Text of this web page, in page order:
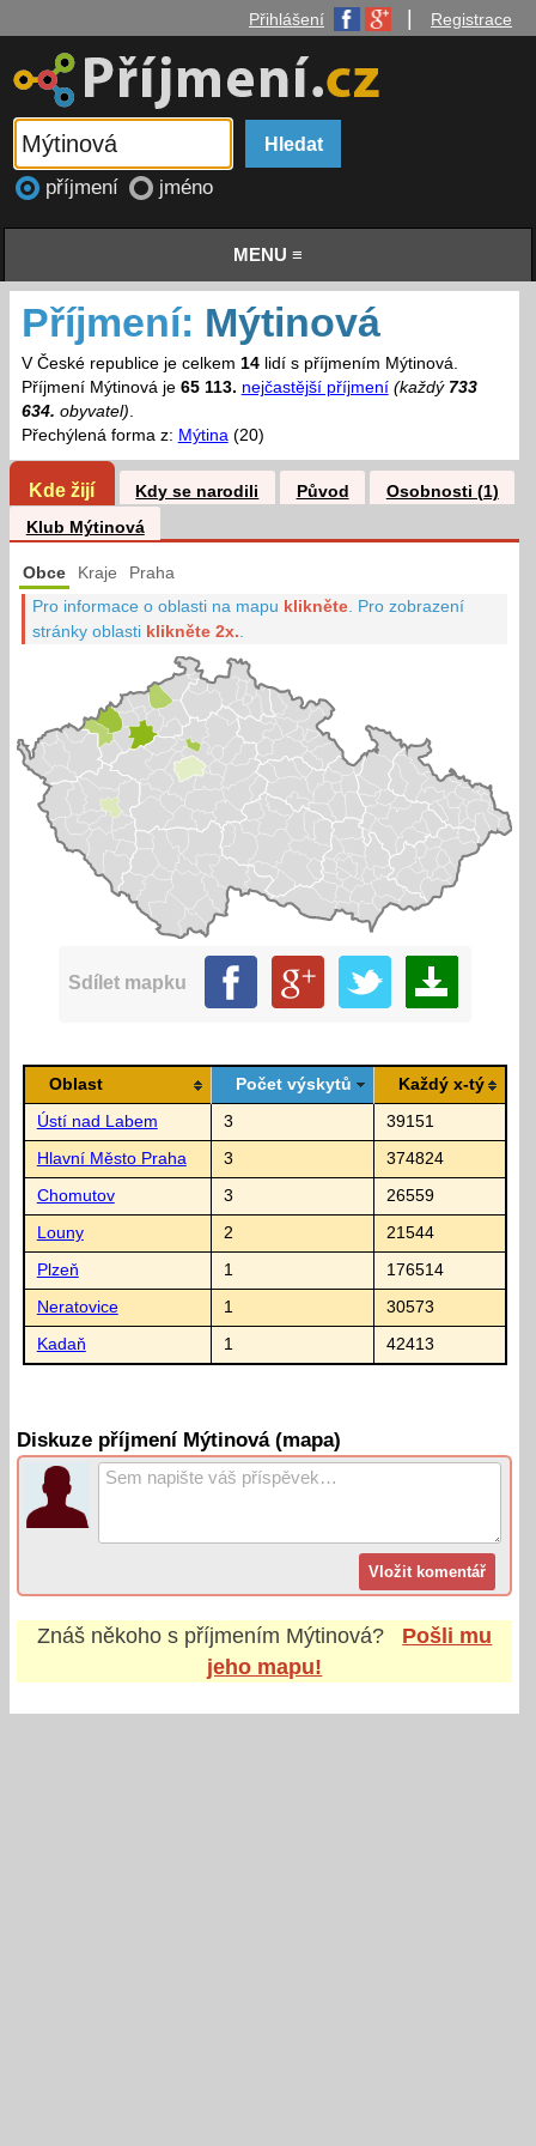
Přihlášení Registrace
příjmení jméno
MENU ≡
Příjmení: Mýtinová
V České republice je celkem 14lidí s příjmením Mýtinová.
Příjmení Mýtinová je 65 113. nejčastější příjmení (každý 733
634. obyvatel).
Přechýlená forma z: Mýtina(20)
Kde žijí Kdy se narodili Původ
Osobnosti (1)
Klub Mýtinová
Obce Kraje Praha
Pro informace o oblasti na mapu klikněte Pro zobrazení
stránky oblasti klikněte 2x.
Sdílet mapku
Oblast Počet výskytů Každý x-tý
Ústí nad Labem 3 39151
Hlavní Město Praha 3 374824
Chomutov 3 26559
Louny 2 21544
Plzeň 1 176514
Neratovice 1 30573
Kadaň 1 42413
Diskuze příjmení Mýtinová (mapa)
Znáš někoho s příjmením Mýtinová?
Pošli mu
jeho mapu!